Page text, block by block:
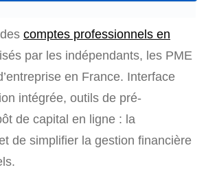
comptes professionnels en
par les indépendants, les PME
en France. Interface
intégrée, outils de pré-
de capital en ligne : la
de simplifier la gestion financière